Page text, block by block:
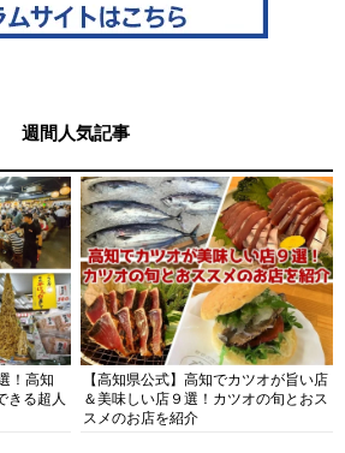
週間人気記事
！高知
きる超人
【高知県公式】高知でカツオが旨い店
＆美味しい店９選！カツオの旬とおス
スメのお店を紹介